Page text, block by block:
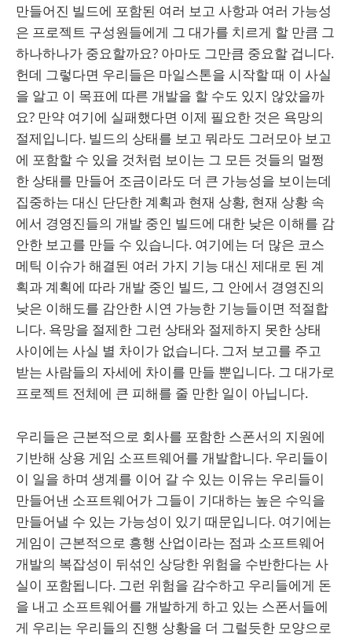
만들어진 빌드에 포함된 여러 보고 사항과 여러 가능성
은 프로젝트 구성원들에게 그 대가를 치르게 할 만큼 그
하나하나가 중요할까요? 아마도 그만큼 중요할 겁니다.
헌데 그렇다면 우리들은 마일스톤을 시작할 때 이 사실
을 알고 이 목표에 따른 개발을 할 수도 있지 않았을까
요? 만약 여기에 실패했다면 이제 필요한 것은 욕망의
절제입니다. 빌드의 상태를 보고 뭐라도 그러모아 보고
에 포함할 수 있을 것처럼 보이는 그 모든 것들의 멀쩡
한 상태를 만들어 조금이라도 더 큰 가능성을 보이는데
집중하는 대신 단단한 계획과 현재 상황, 현재 상황 속
에서 경영진들의 개발 중인 빌드에 대한 낮은 이해를 감
안한 보고를 만들 수 있습니다. 여기에는 더 많은 코스
메틱 이슈가 해결된 여러 가지 기능 대신 제대로 된 계
획과 계획에 따라 개발 중인 빌드, 그 안에서 경영진의
낮은 이해도를 감안한 시연 가능한 기능들이면 적절합
니다. 욕망을 절제한 그런 상태와 절제하지 못한 상태
사이에는 사실 별 차이가 없습니다. 그저 보고를 주고
받는 사람들의 자세에 차이를 만들 뿐입니다. 그 대가로
프로젝트 전체에 큰 피해를 줄 만한 일이 아닙니다.
우리들은 근본적으로 회사를 포함한 스폰서의 지원에
기반해 상용 게임 소프트웨어를 개발합니다. 우리들이
이 일을 하며 생계를 이어 갈 수 있는 이유는 우리들이
만들어낸 소프트웨어가 그들이 기대하는 높은 수익을
만들어낼 수 있는 가능성이 있기 때문입니다. 여기에는
게임이 근본적으로 흥행 산업이라는 점과 소프트웨어
개발의 복잡성이 뒤섞인 상당한 위험을 수반한다는 사
실이 포함됩니다. 그런 위험을 감수하고 우리들에게 돈
을 내고 소프트웨어를 개발하게 하고 있는 스폰서들에
게 우리는 우리들의 진행 상황을 더 그럴듯한 모양으로